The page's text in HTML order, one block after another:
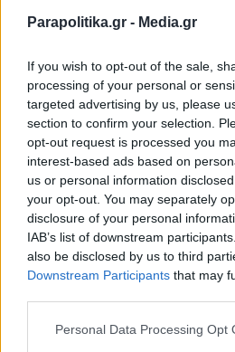
Parapolitika.gr - Media.gr
If you wish to opt-out of the sale,
processing of your personal or
targeted advertising by us, please
section to confirm your selection.
opt-out request is processed you
interest-based ads based on
us or personal information
your opt-out. You may separately
disclosure of your personal
IAB’s list of downstream
also be disclosed by us to third
Downstream Participants that may
Personal Data Processing Opt
ΕΛΛΑΔΑ 23.02.2021 20:18
PARAPOLITIKA NEWSROOM
Μύκονος: Κορυφαίος
προορισμός και το
συνάντηση του δήμου
Τουρισμού
Εγγραφή στο